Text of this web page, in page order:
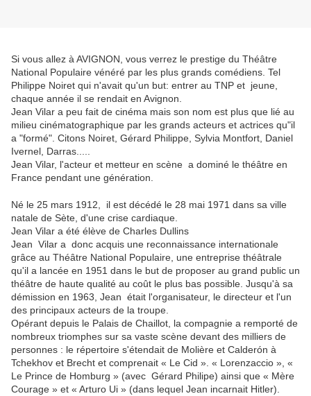
Si vous allez à AVIGNON, vous verrez le prestige du Théâtre
National Populaire vénéré par les plus grands comédiens. Tel
Philippe Noiret qui n'avait qu'un but: entrer au TNP et jeune,
chaque année il se rendait en Avignon.
Jean Vilar a peu fait de cinéma mais son nom est plus que lié au
milieu cinématographique par les grands acteurs et actrices qu"il
a "formé". Citons Noiret, Gérard Philippe, Sylvia Montfort, Daniel
Ivernel, Darras.....
Jean Vilar, l'acteur et metteur en scène a dominé le théâtre en
France pendant une génération.
Né le 25 mars 1912, il est décédé le 28 mai 1971 dans sa ville
natale de Sète, d'une crise cardiaque.
Jean Vilar a été élève de Charles Dullins
Jean Vilar a donc acquis une reconnaissance internationale
grâce au Théâtre National Populaire, une entreprise théâtrale
qu'il a lancée en 1951 dans le but de proposer au grand public un
théâtre de haute qualité au coût le plus bas possible. Jusqu'à sa
démission en 1963, Jean était l'organisateur, le directeur et l'un
des principaux acteurs de la troupe.
Opérant depuis le Palais de Chaillot, la compagnie a remporté de
nombreux triomphes sur sa vaste scène devant des milliers de
personnes : le répertoire s'étendait de Molière et Calderón à
Tchekhov et Brecht et comprenait « Le Cid ». « Lorenzaccio », «
Le Prince de Homburg » (avec Gérard Philipe) ainsi que « Mère
Courage » et « Arturo Ui » (dans lequel Jean incarnait Hitler).